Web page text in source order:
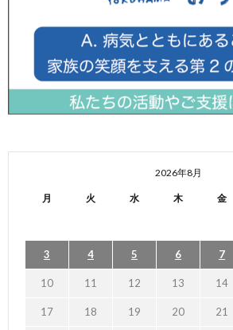
2026年8月
月 火 水 木 金
3 4 5 6 7
10 11 12 13 14
17 18 19 20 21